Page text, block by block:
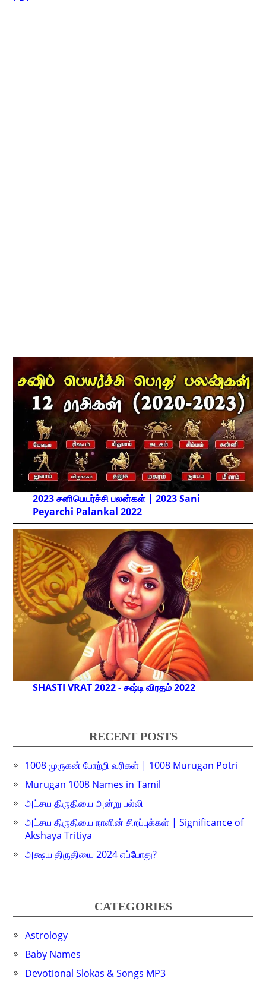
2023 சனிபெயர்ச்சி பலன்கள் | 2023 Sani
Peyarchi Palankal 2022
SHASTI VRAT 2022 - சஷ்டி விரதம் 2022
RECENT POSTS
1008 முருகன் போற்றி வரிகள் | 1008 Murugan Potri
Murugan 1008 Names in Tamil
அட்சய திருதியை அன்று பல்லி
அட்சய திருதியை நாளின் சிறப்புக்கள் | Significance of
Akshaya Tritiya
அக்ஷய திருதியை 2024 எப்போது?
CATEGORIES
Astrology
Baby Names
Devotional Slokas & Songs MP3